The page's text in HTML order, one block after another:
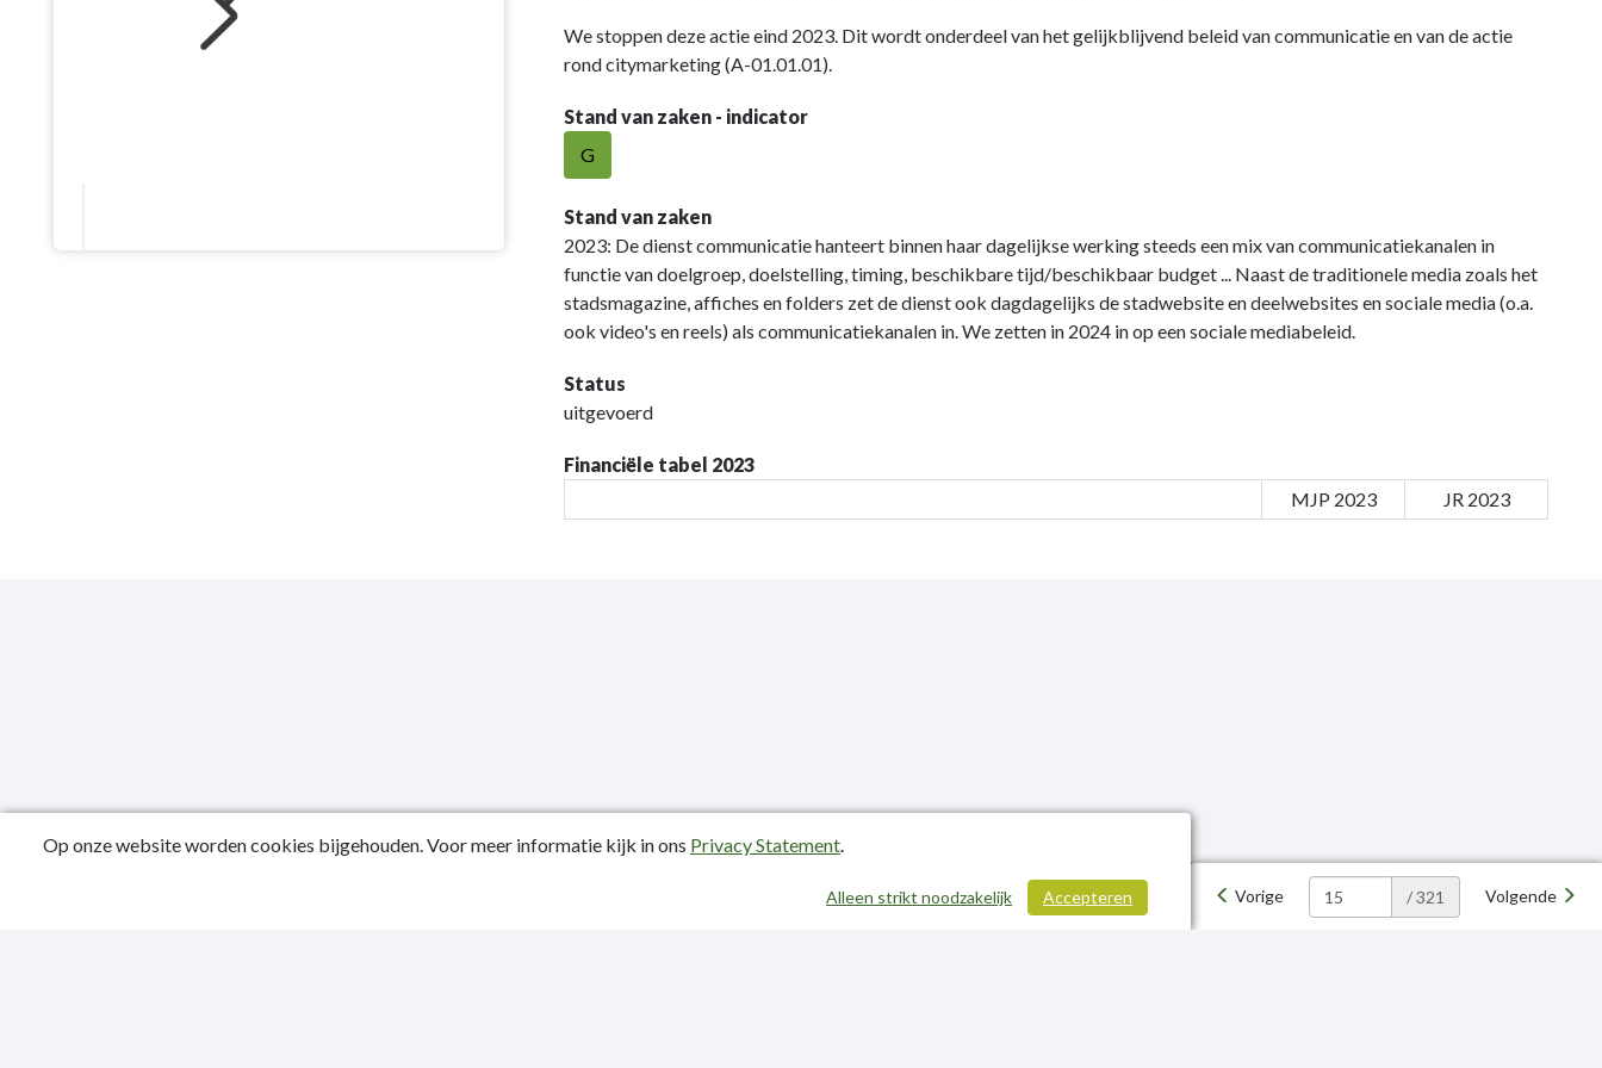
We stoppen deze actie eind 2023. Dit wordt onderdeel van het gelijkblijvend beleid van communicatie en van de actie
rond citymarketing (A-01.01.01).
Stand van zaken - indicator
G
Stand van zaken
2023: De dienst communicatie hanteert binnen haar dagelijkse werking steeds een mix van communicatiekanalen in
functie van doelgroep, doelstelling, timing, beschikbare tijd/beschikbaar budget ... Naast de traditionele media zoals het
stadsmagazine, affiches en folders zet de dienst ook dagdagelijks de stadwebsite en deelwebsites en sociale media (o.a.
ook video's en reels) als communicatiekanalen in. We zetten in 2024 in op een sociale mediabeleid.
Status
uitgevoerd
Financiële tabel 2023
MJP 2023
JR 2023
Vorige / 321 Volgende
Op onze website worden cookies bijgehouden. Voor meer informatie kijk in ons Privacy Statement.
Accepteren
Alleen strikt noodzakelijk